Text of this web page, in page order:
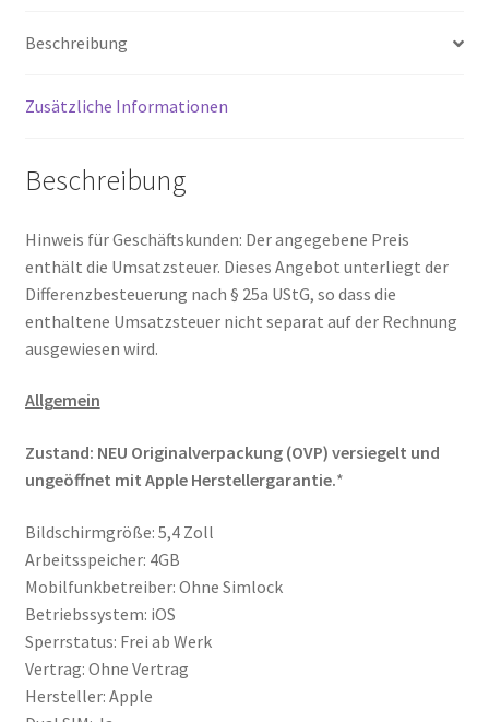
Beschreibung
Zusätzliche Informationen
Beschreibung
Hinweis für Geschäftskunden: Der angegebene Preis
enthält die Umsatzsteuer. Dieses Angebot unterliegt der
Differenzbesteuerung nach § 25a UStG, so dass die
enthaltene Umsatzsteuer nicht separat auf der Rechnung
ausgewiesen wird.
Allgemein
Zustand: NEU Originalverpackung (OVP) versiegelt und
ungeöffnet mit Apple Herstellergarantie.*
Bildschirmgröße: 5,4 Zoll
Arbeitsspeicher: 4GB
Mobilfunkbetreiber: Ohne Simlock
Betriebssystem: iOS
Sperrstatus: Frei ab Werk
Vertrag: Ohne Vertrag
Hersteller: Apple